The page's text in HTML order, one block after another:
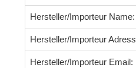
Hersteller/Importeur Name:
Hersteller/Importeur
Hersteller/Importeur Email: